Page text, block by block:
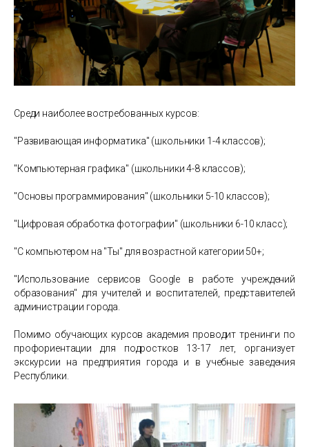
Среди наиболее востребованных курсов:
"Развивающая информатика" (школьники 1-4 классов);
"Компьютерная графика" (школьники 4-8 классов);
"Основы программирования" (школьники 5-10 классов);
"Цифровая обработка фотографии" (школьники 6-10 класс);
"С компьютером на "Ты" для возрастной категории 50+;
"Использование сервисов Google в работе учреждений
образования" для учителей и воспитателей, представителей
администрации города.
Помимо обучающих курсов академия проводит тренинги по
профориентации для подростков 13-17 лет, организует
экскурсии на предприятия города и в учебные заведения
Республики.